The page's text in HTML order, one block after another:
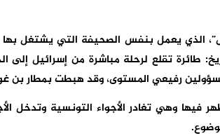
الذي يعمل بنفس الصحيفة التي يشتغل
طائرة تقلع لرحلة مباشرة من إسرائيل إلى
فيها وهي تغادر الأجواء التونسية وتدخل